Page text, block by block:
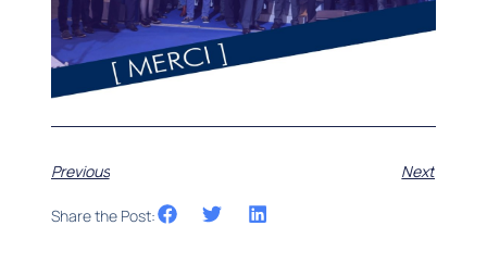
Previous Next
Share the Post: